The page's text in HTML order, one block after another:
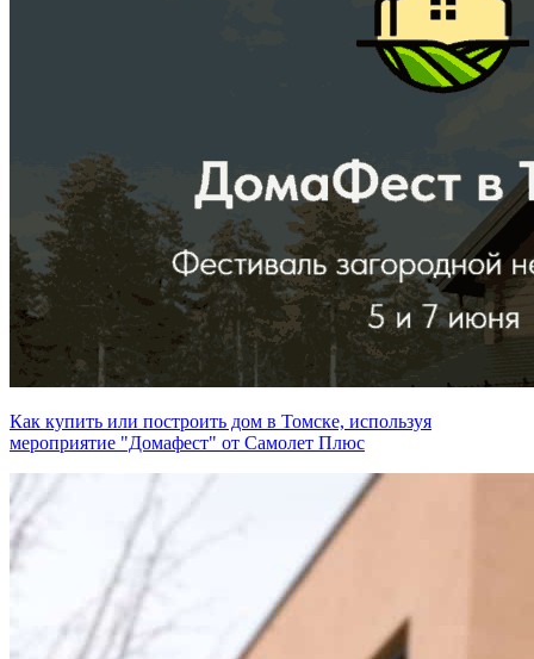
Как купить или построить дом в Томске, используя
мероприятие "Домафест" от Самолет Плюс